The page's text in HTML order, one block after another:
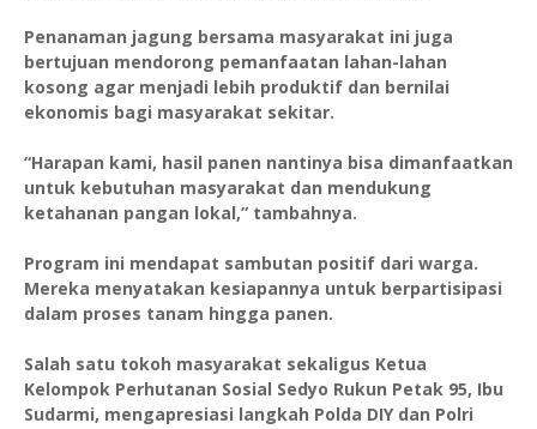
Penanaman jagung bersama masyarakat ini juga
bertujuan mendorong pemanfaatan lahan-lahan
kosong agar menjadi lebih produktif dan bernilai
ekonomis bagi masyarakat sekitar.
“Harapan kami, hasil panen nantinya bisa dimanfaatkan
untuk kebutuhan masyarakat dan mendukung
ketahanan pangan lokal,” tambahnya.
Program ini mendapat sambutan positif dari warga.
Mereka menyatakan kesiapannya untuk berpartisipasi
dalam proses tanam hingga panen.
Salah satu tokoh masyarakat sekaligus Ketua
Kelompok Perhutanan Sosial Sedyo Rukun Petak 95, Ibu
Sudarmi, mengapresiasi langkah Polda DIY dan Polri